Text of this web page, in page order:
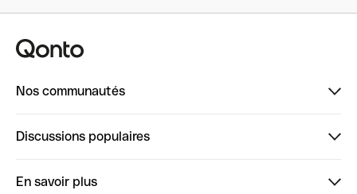
Nos communautés
ClubQonto
Discussions populaires
En savoir plus